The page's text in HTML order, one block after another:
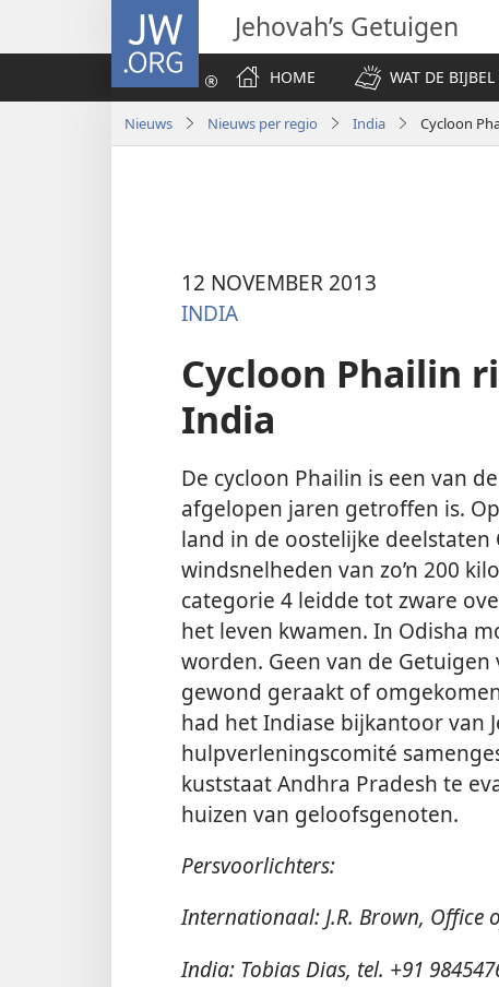
JW.ORG Jehovah’s Getuigen
HOME
WAT DE BIJBEL
Nieuws Nieuws per regio India Cycloon
12 NOVEMBER 2013
INDIA
Cycloon Phailin
India
De cycloon Phailin is een van
afgelopen jaren getroffen is.
land in de oostelijke
windsnelheden van zo’n 200
categorie 4 leidde tot zware
het leven kwamen. In Odisha
worden. Geen van de
gewond geraakt of
had het Indiase bijkantoor van
hulpverleningscomité
kuststaat Andhra Pradesh te
huizen van geloofsgenoten.
Persvoorlichters:
Internationaal: J.R. Brown, Office
India: Tobias Dias, tel. +91